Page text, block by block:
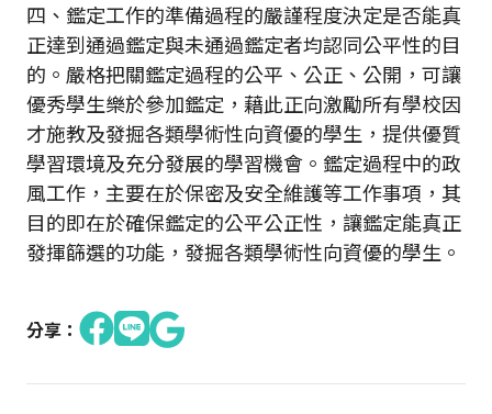
四、鑑定工作的準備過程的嚴謹程度決定是否能真
正達到通過鑑定與未通過鑑定者均認同公平性的目
的。嚴格把關鑑定過程的公平、公正、公開，可讓
優秀學生樂於參加鑑定，藉此正向激勵所有學校因
才施教及發掘各類學術性向資優的學生，提供優質
學習環境及充分發展的學習機會。鑑定過程中的政
風工作，主要在於保密及安全維護等工作事項，其
目的即在於確保鑑定的公平公正性，讓鑑定能真正
發揮篩選的功能，發掘各類學術性向資優的學生。
分享：